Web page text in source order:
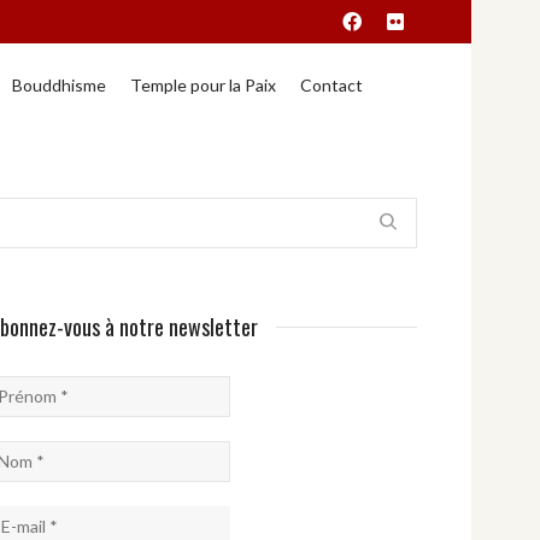
Bouddhisme Temple pour la Paix Contact
vous à notre newsletter